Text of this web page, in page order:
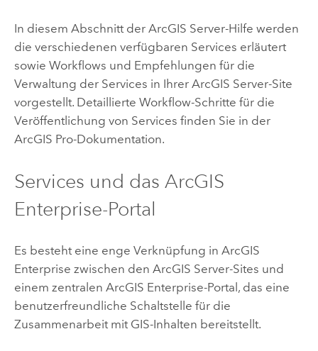
In diesem Abschnitt der ArcGIS Server-Hilfe werden
die verschiedenen verfügbaren Services erläutert
sowie Workflows und Empfehlungen für die
Verwaltung der Services in Ihrer ArcGIS Server-Site
vorgestellt. Detaillierte Workflow-Schritte für die
Veröffentlichung von Services finden Sie in der
ArcGIS Pro-Dokumentation.
Services und das ArcGIS
Enterprise-Portal
Es besteht eine enge Verknüpfung in ArcGIS
Enterprise zwischen den ArcGIS Server-Sites und
einem zentralen ArcGIS Enterprise-Portal, das eine
benutzerfreundliche Schaltstelle für die
Zusammenarbeit mit GIS-Inhalten bereitstellt.